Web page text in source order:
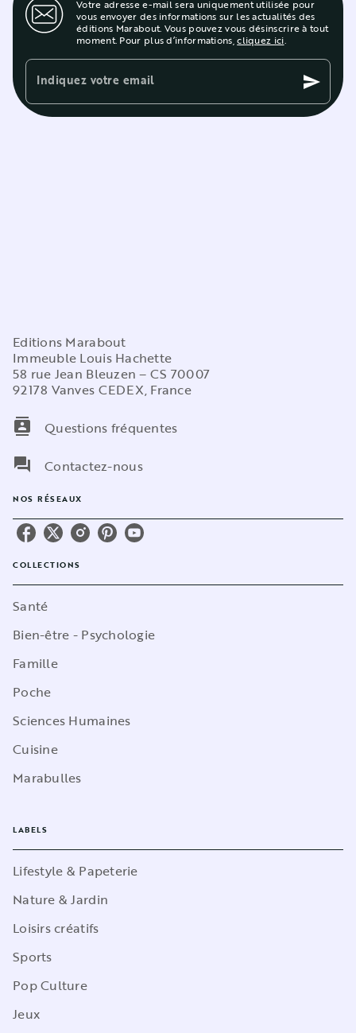
Votre adresse e-mail sera uniquement utilisée pour
vous envoyer des informations sur les actualités des
éditions Marabout. Vous pouvez vous désinscrire à tout
moment. Pour plus d’informations,cliquez ici.
Indiquez votre email send
Editions Marabout
Immeuble Louis Hachette
58 rue Jean Bleuzen – CS 70007
92178 Vanves CEDEX, France
contacts
Questions fréquentes
question_answer
Contactez-nous
NOS RÉSEAUX
COLLECTIONS
Santé
Bien-être - Psychologie
Famille
Poche
Sciences Humaines
Cuisine
Marabulles
LABELS
Lifestyle & Papeterie
Nature & Jardin
Loisirs créatifs
Sports
Pop Culture
Jeux